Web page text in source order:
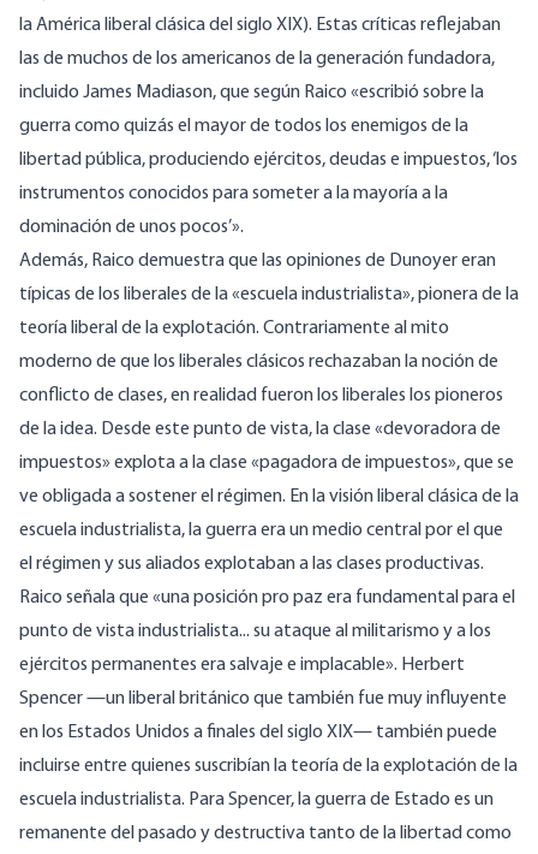
la América liberal clásica del siglo XIX). Estas críticas reflejaban
las de muchos de los americanos de la generación fundadora,
incluido James Madiason, que según Raico «escribió sobre la
guerra como quizás el mayor de todos los enemigos de la
libertad pública, produciendo ejércitos, deudas e impuestos, ‘los
instrumentos conocidos para someter a la mayoría a la
dominación de unos pocos’».
Además, Raico demuestra que las opiniones de Dunoyer eran
típicas de los liberales de la «escuela industrialista», pionera de la
teoría liberal de la explotación. Contrariamente al mito
moderno de que los liberales clásicos rechazaban la noción de
conflicto de clases, en realidad fueron los liberales los pioneros
de la idea. Desde este punto de vista, la clase «devoradora de
impuestos» explota a la clase «pagadora de impuestos», que se
ve obligada a sostener el régimen. En la visión liberal clásica de la
escuela industrialista, la guerra era un medio central por el que
el régimen y sus aliados explotaban a las clases productivas.
Raico señala que «una posición pro paz era fundamental para el
punto de vista industrialista... su ataque al militarismo y a los
ejércitos permanentes era salvaje e implacable». Herbert
Spencer —un liberal británico que también fue muy influyente
en los Estados Unidos a finales del siglo XIX— también puede
incluirse entre quienes suscribían la teoría de la explotación de la
escuela industrialista. Para Spencer, la guerra de Estado es un
remanente del pasado y destructiva tanto de la libertad como